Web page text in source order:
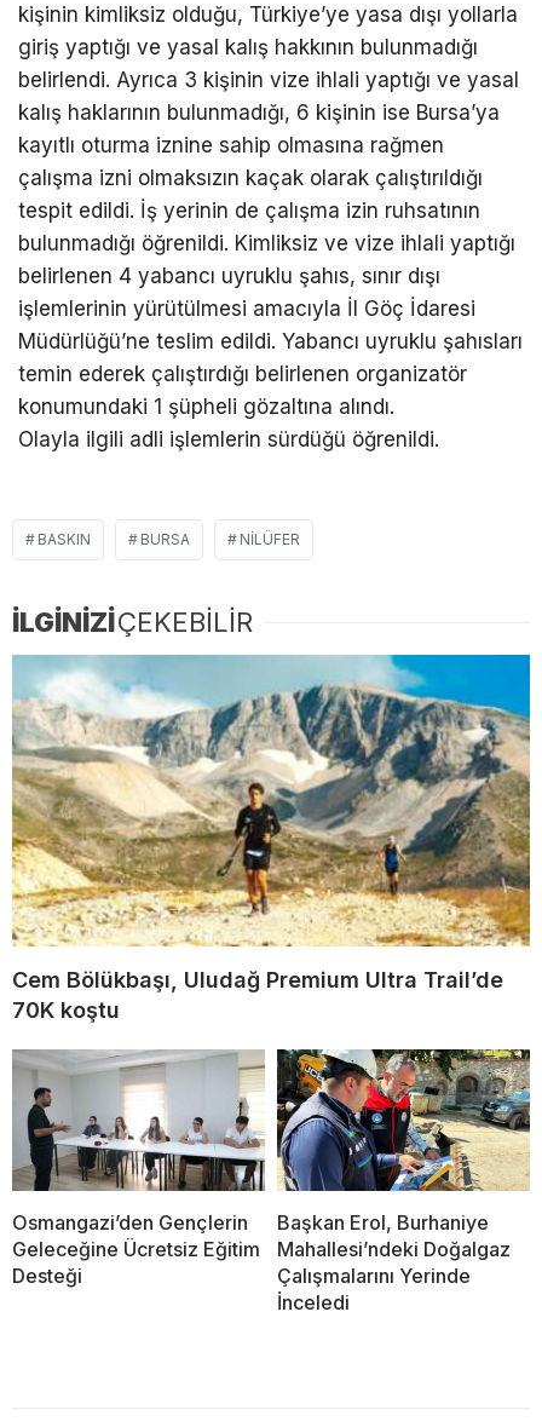
kişinin kimliksiz olduğu, Türkiye’ye yasa dışı yollarla
giriş yaptığı ve yasal kalış hakkının bulunmadığı
belirlendi. Ayrıca 3 kişinin vize ihlali yaptığı ve yasal
kalış haklarının bulunmadığı, 6 kişinin ise Bursa’ya
kayıtlı oturma iznine sahip olmasına rağmen
çalışma izni olmaksızın kaçak olarak çalıştırıldığı
tespit edildi. İş yerinin de çalışma izin ruhsatının
bulunmadığı öğrenildi. Kimliksiz ve vize ihlali yaptığı
belirlenen 4 yabancı uyruklu şahıs, sınır dışı
işlemlerinin yürütülmesi amacıyla İl Göç İdaresi
Müdürlüğü’ne teslim edildi. Yabancı uyruklu şahısları
temin ederek çalıştırdığı belirlenen organizatör
konumundaki 1 şüpheli gözaltına alındı.
Olayla ilgili adli işlemlerin sürdüğü öğrenildi.
BASKIN BURSA NILÜFER
İLGİNİZİÇEKEBİLİR
Cem Bölükbaşı, Uludağ Premium Ultra Trail’de
70K koştu
Osmangazi’den Gençlerin
Geleceğine Ücretsiz Eğitim
Desteği
Başkan Erol, Burhaniye
Mahallesi’ndeki Doğalgaz
Çalışmalarını Yerinde
İnceledi